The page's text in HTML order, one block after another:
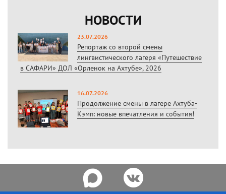
НОВОСТИ
23.07.2026
Репортаж со второй смены
лингвистического лагеря «Путешествие
в САФАРИ» ДОЛ «Орленок на Ахтубе», 2026
16.07.2026
Продолжение смены в лагере Ахтуба-
Кэмп: новые впечатления и события!